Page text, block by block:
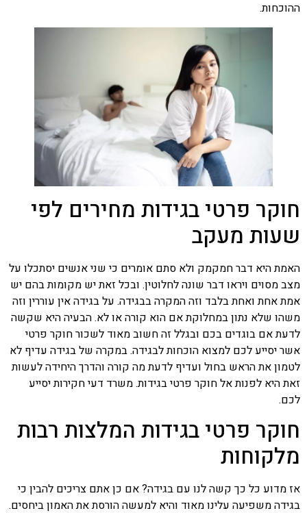
ההוכחות.
חוקר פרטי בגידות מחירים לפי
שעות מעקב
האמת היא דבר חמקמק ולא סתם אומרים כי שני אנשים יסתכלו על
מצב מסוים ויראו דבר שונה לחלוטין. ובכל זאת יש מקומות בהם יש
אמת אחת ואחת בלבד וזה המקרה בבגידה. על בגידה אין עוררין וזה
משהו שלא נתון במחלוקת אם הוא קורה או לא. הבעיה היא שקשה
לדעת אם בוגדים בכם ובגלל זה חשוב מאוד לשכור חוקר פרטי
אשר יסייע לכם למצוא הוכחות לבגידה. במקרה של בגידה עדיף לא
לטמון את הראש בחול ועדיף לדעת מה קורה והדרך היחידה לעשות
זאת היא לפנות אל חוקר פרטי בגידות. משרד דעי חקירות יסייע
לכם.
חוקר פרטי בגידות המלצות רבות
מלקוחות
אז מדוע כל כך קשה לנו עם בגידה? אם כן אתם צריכים להבין כי
בגידה משפיעה עלינו מאוד והיא למעשה הורסת את האמון ביחסים.